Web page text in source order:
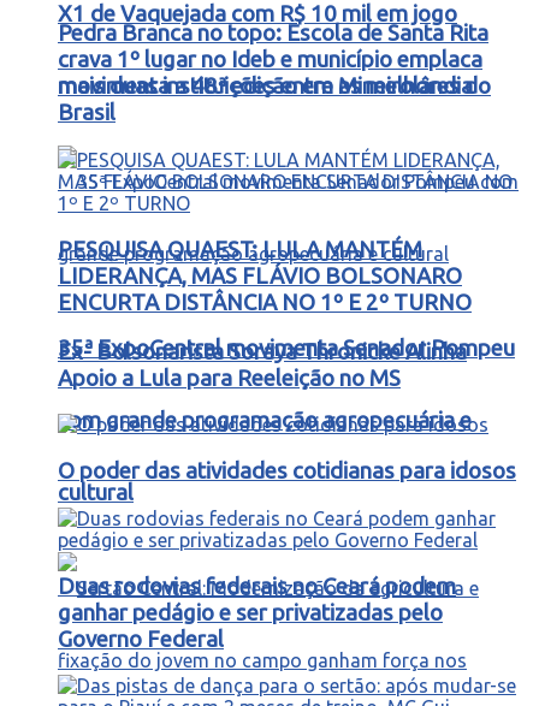
X1 de Vaquejada com R$ 10 mil em jogo
movimenta a 48ª edição em Mineirolândia
35ª ExpoCentral movimenta Senador Pompeu
com grande programação agropecuária e
cultural
Pedra Branca no topo: Escola de Santa Rita
crava 1º lugar no Ideb e município emplaca
mais duas instituições entre as melhores do
Brasil
PESQUISA QUAEST: LULA MANTÉM
LIDERANÇA, MAS FLÁVIO BOLSONARO
ENCURTA DISTÂNCIA NO 1º E 2º TURNO
Ex- Bolsonarista Soraya Thronicke Alinha
Apoio a Lula para Reeleição no MS
O poder das atividades cotidianas para idosos
Duas rodovias federais no Ceará podem
ganhar pedágio e ser privatizadas pelo
Governo Federal